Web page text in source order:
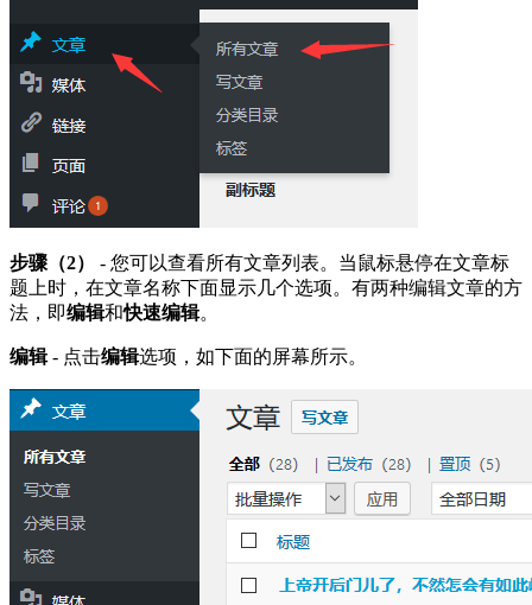
步骤（2）
- 您可以查看所有文章列表。当鼠标悬停在文章标
题上时，在文章名称下面显示几个选项。有两种编辑文章的方
法，即编辑和快速编辑。
编辑- 点击编辑选项，如下面的屏幕所示。